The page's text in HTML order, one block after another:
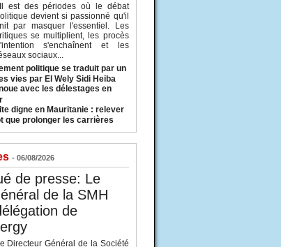
Il est des périodes où le débat
devient si passionné qu'il
par masquer l'essentiel. Les
se multiplient, les procès
s'enchaînent et les
sociaux...
politique se traduit par un
vies par El Wely Sidi Heiba
avec les délestages en
digne en Mauritanie : relever
que prolonger les carrières
- 06/08/2026
de presse: Le
de la SMH
de
Directeur Général de la Société